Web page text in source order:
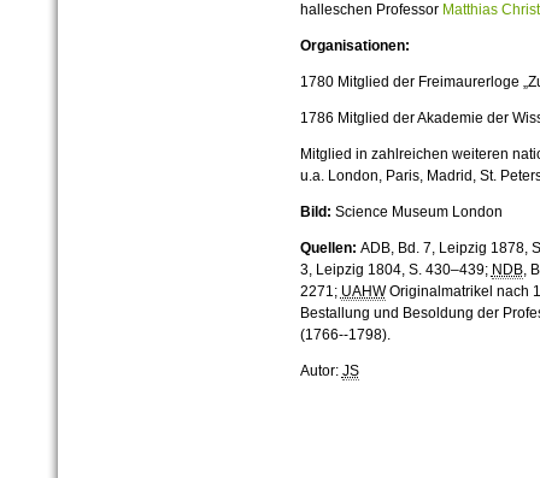
halleschen Professor Matthias
Organisationen:
1780 Mitglied der Freimaurerloge
1786 Mitglied der Akademie der
Mitglied in zahlreichen weiteren
u.a. London, Paris, Madrid, St.
Bild: Science Museum London
Quellen: ADB, Bd. 7, Leipzig 1878,
3, Leipzig 1804, S. 430–439; NDB,
2271; UAHWOriginalmatrikel nach
Bestallung und Besoldung der
(1766--1798).
Autor: JS